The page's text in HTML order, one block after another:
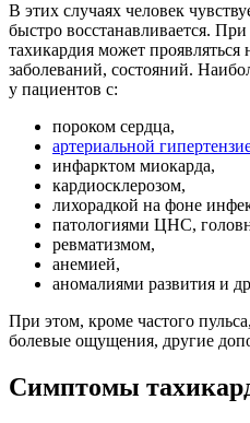
В этих случаях человек
быстро восстанавливается.
тахикардия может
заболеваний, состояний.
у пациентов с:
пороком сердца,
артериальной
инфарктом миокарда,
кардиосклерозом,
лихорадкой на фоне
патологиями ЦНС,
ревматизмом,
анемией,
аномалиями развития и
При этом, кроме частого
болевые ощущения, другие
Симптомы